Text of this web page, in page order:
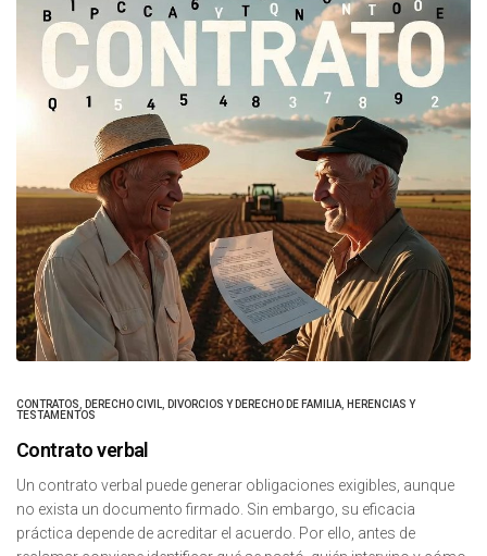
CONTRATOS DERECHO CIVIL DIVORCIOS Y DERECHO DE FAMILIA
HERENCIAS Y
TESTAMENTOS
Contrato verbal
Un contrato verbal puede generar obligaciones exigibles, aunque
no exista un documento firmado. Sin embargo, su eficacia
práctica depende de acreditar el acuerdo. Por ello, antes de